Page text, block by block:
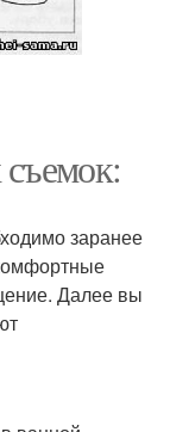
заранее
Далее вы